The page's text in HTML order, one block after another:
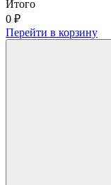
Итого
0 ₽
Перейти в корзину